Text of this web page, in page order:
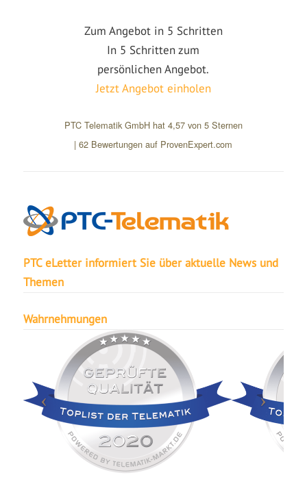
Zum Angebot in 5 Schritten
In 5 Schritten zum
persönlichen Angebot.
Jetzt Angebot einholen
PTC Telematik GmbH hat 4,57von 5Sternen
|62 Bewertungen auf ProvenExpert.com
PTC eLetter informiert Sie über aktuelle News und
Themen
Wahrnehmungen